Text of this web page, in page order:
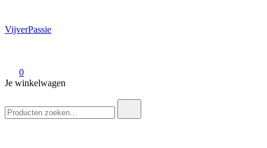
VijverPassie
0
Je winkelwagen
naar: